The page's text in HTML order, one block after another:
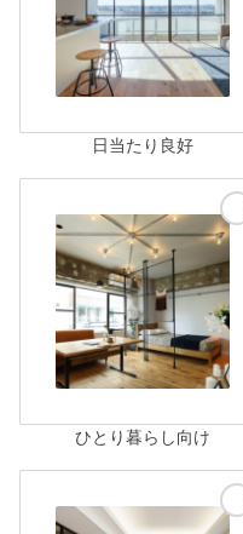
日当たり良好
ひとり暮らし向け